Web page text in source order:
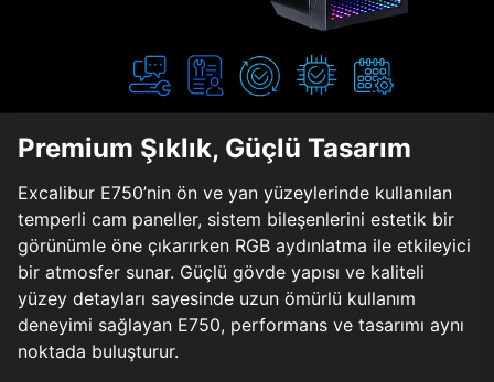
Premium Şıklık, Güçlü Tasarım
Excalibur E750’nin ön ve yan yüzeylerinde kullanılan
temperli cam paneller, sistem bileşenlerini estetik bir
görünümle öne çıkarırken RGB aydınlatma ile etkileyici
bir atmosfer sunar. Güçlü gövde yapısı ve kaliteli
yüzey detayları sayesinde uzun ömürlü kullanım
deneyimi sağlayan E750, performans ve tasarımı aynı
noktada buluşturur.